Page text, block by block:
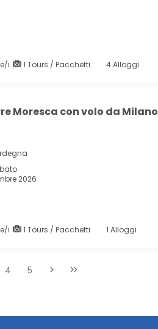
i 1 Tours / Pacchetti 4 Alloggi
Moresca con volo da Milano
2026
i 1 Tours / Pacchetti 1 Alloggi
4 5